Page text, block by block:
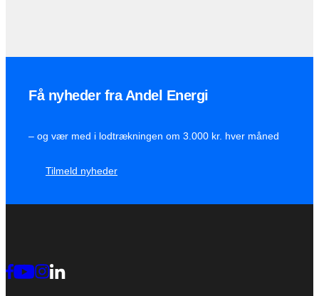
Få nyheder fra Andel Energi
– og vær med i lodtrækningen om 3.000 kr. hver måned
Tilmeld nyheder